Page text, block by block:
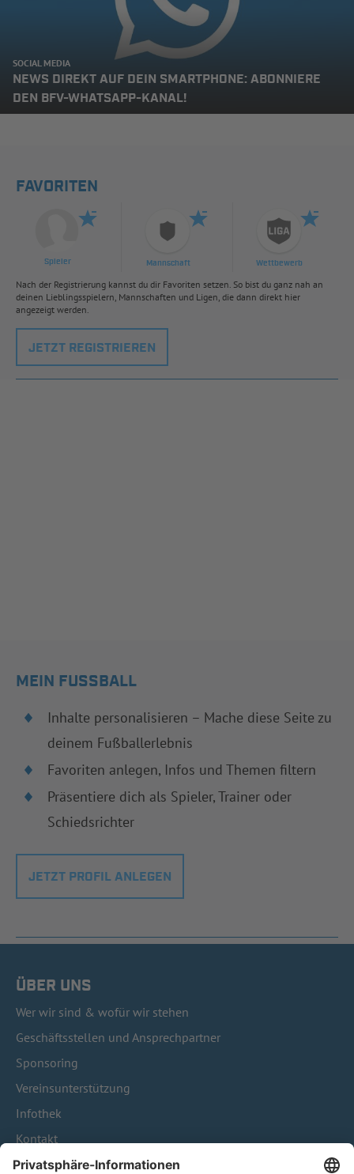
SOCIAL MEDIA
NEWS DIREKT AUF DEIN SMARTPHONE: ABONNIERE
DEN BFV-WHATSAPP-KANAL!
FAVORITEN
Spieler Mannschaft Wettbewerb
Nach der Registrierung kannst du dir Favoriten setzen. So bist du ganz nah an
deinen Lieblingsspielern, Mannschaften und Ligen, die dann direkt hier
angezeigt werden.
JETZT REGISTRIEREN
MEIN FUSSBALL
Inhalte personalisieren – Mache diese Seite zu
deinem Fußballerlebnis
Favoriten anlegen, Infos und Themen filtern
Präsentiere dich als Spieler, Trainer oder
Schiedsrichter
JETZT PROFIL ANLEGEN
ÜBER UNS
Wer wir sind & wofür wir stehen
Geschäftsstellen und Ansprechpartner
Sponsoring
Vereinsunterstützung
Infothek
Kontakt